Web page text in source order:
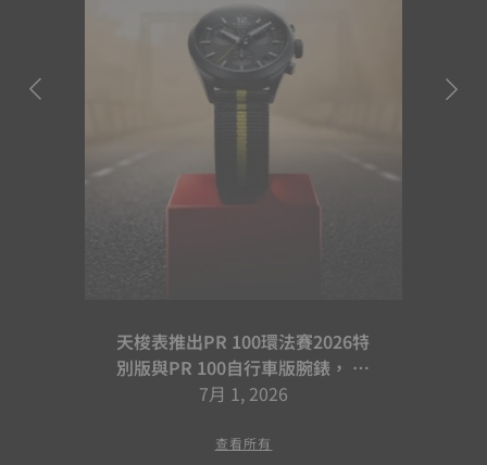
天梭表推出PR 100環法賽2026特
別版與PR 100自行車版腕錶， 續
寫騎乘合作篇章
7月 1, 2026
查看所有